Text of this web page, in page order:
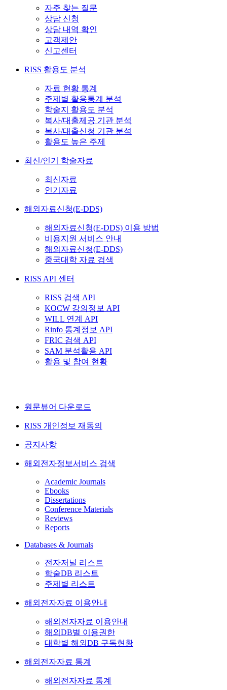
자주 찾는 질문
상담 신청
상담 내역 확인
고객제안
신고센터
RISS 활용도 분석
자료 현황 통계
주제별 활용통계 분석
학술지 활용도 분석
복사/대출제공 기관 분석
복사/대출신청 기관 분석
활용도 높은 주제
최신/인기 학술자료
최신자료
인기자료
해외자료신청(E-DDS)
해외자료신청(E-DDS) 이용 방법
비용지원 서비스 안내
해외자료신청(E-DDS)
중국대학 자료 검색
RISS API 센터
RISS 검색 API
KOCW 강의정보 API
WILL 연계 API
Rinfo 통계정보 API
FRIC 검색 API
SAM 분석활용 API
활용 및 참여 현황
원문뷰어 다운로드
RISS 개인정보 재동의
공지사항
해외전자정보서비스 검색
Academic Journals
Ebooks
Dissertations
Conference Materials
Reviews
Reports
Databases & Journals
전자저널 리스트
학술DB 리스트
주제별 리스트
해외전자자료 이용안내
해외전자자료 이용안내
해외DB별 이용권한
대학별 해외DB 구독현황
해외전자자료 통계
해외전자자료 통계